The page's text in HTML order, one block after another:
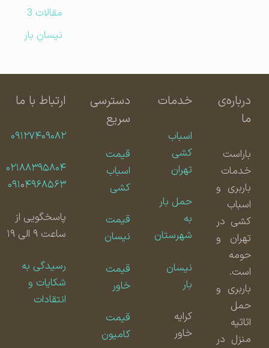
مقالات 3
نیسان بار
درباره‌ی
باراست
خدمات
باربری و
اسباب
کشی در
تهران و
حومه
است.
باربری و
حمل
اثاثیه
منزل در
خدمات
اسباب
کشی
تهران
حمل بار
شهرستان
نیسان
دسترسی
سریع
قیمت
اسباب
کشی
قیمت
نیسان
قیمت
قیمت
کامیون
ارتباط با ما
۰۹۱۲۷۴۰۹۰۸۲
۰۲۱۸۸۳۹۵۸۰۴
۰۹۱۰۴۹۶۸۵۶۳
پاسخگویی از
ساعت ۹ الی ۱۹
رسیدگی به
شکایات و
انتقادات